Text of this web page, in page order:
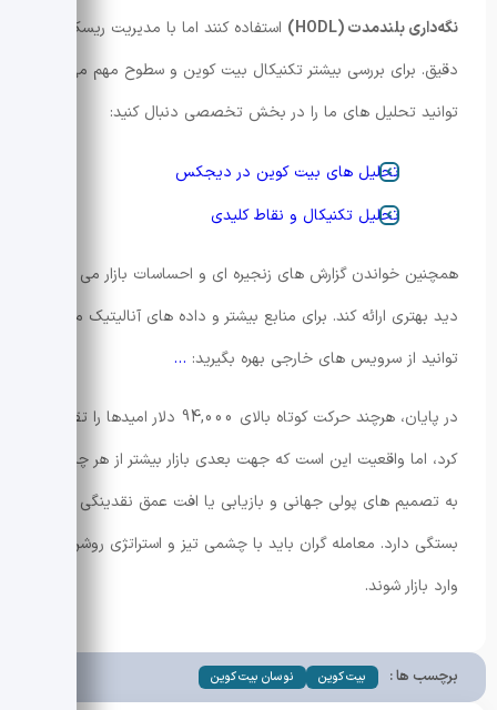
نگه‌داری بلندمدت (HODL)
استفاده کنند اما با مدیریت ریسک
دقیق. برای بررسی بیشتر تکنیکال بیت کوین و سطوح مهم می
توانید تحلیل های ما را در بخش تخصصی دنبال کنید:
تحلیل های بیت کوین در دیجکس
تحلیل تکنیکال و نقاط کلیدی
همچنین خواندن گزارش های زنجیره ای و احساسات بازار می تواند
دید بهتری ارائه کند. برای منابع بیشتر و داده های آنالیتیک می
توانید از سرویس های خارجی بهره بگیرید: …
در پایان، هرچند حرکت کوتاه بالای 94,000 دلار امیدها را تقویت
کرد، اما واقعیت این است که جهت بعدی بازار بیشتر از هر چیزی
به تصمیم های پولی جهانی و بازیابی یا افت عمق نقدینگی
بستگی دارد. معامله گران باید با چشمی تیز و استراتژی روشن
وارد بازار شوند.
برچسب ها : بیت کوین نوسان بیت کوین